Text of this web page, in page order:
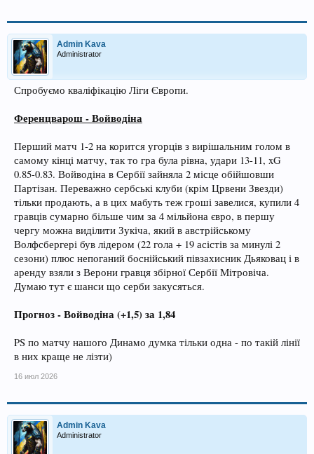
Admin Kava
Administrator
Спробуємо кваліфікацію Ліги Європи.
Ференцварош - Войводіна
Перший матч 1-2 на корится угорців з вирішальним голом в
самому кінці матчу, так то гра була рівна, удари 13-11, xG
0.85-0.83. Войводіна в Сербії зайняла 2 місце обійшовши
Партізан. Переважно сербські клуби (крім Црвени Звезди)
тільки продають, а в цих мабуть теж гроші завелися, купили 4
гравців сумарно більше чим за 4 мільйона євро, в першу
чергу можна виділити Зукіча, який в австрійському
Волфсбергері був лідером (22 гола + 19 асістів за минулі 2
сезони) плюс непоганий боснійський півзахисник Дьяковац і в
аренду взяли з Верони гравця збірної Сербії Мітровіча.
Думаю тут є шанси що серби закусяться.
Прогноз - Войводіна (+1,5) за 1,84
PS по матчу нашого Динамо думка тільки одна - по такій лінії
в них краще не лізти)
16 июл 2026
Admin Kava
Administrator